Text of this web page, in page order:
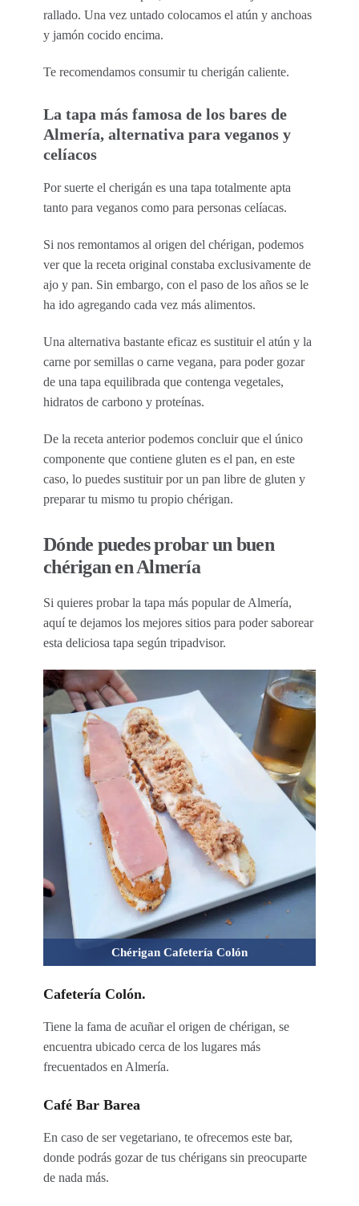
rallado. Una vez untado colocamos el atún y anchoas
y jamón cocido encima.
Te recomendamos consumir tu cherigán caliente.
La tapa más famosa de los bares de
Almería, alternativa para veganos y
celíacos
Por suerte el cherigán es una tapa totalmente apta
tanto para veganos como para personas celíacas.
Si nos remontamos al origen del chérigan, podemos
ver que la receta original constaba exclusivamente de
ajo y pan. Sin embargo, con el paso de los años se le
ha ido agregando cada vez más alimentos.
Una alternativa bastante eficaz es sustituir el atún y la
carne por semillas o carne vegana, para poder gozar
de una tapa equilibrada que contenga vegetales,
hidratos de carbono y proteínas.
De la receta anterior podemos concluir que el único
componente que contiene gluten es el pan, en este
caso, lo puedes sustituir por un pan libre de gluten y
preparar tu mismo tu propio chérigan.
Dónde puedes probar un buen
chérigan en Almería
Si quieres probar la tapa más popular de Almería,
aquí te dejamos los mejores sitios para poder saborear
esta deliciosa tapa según tripadvisor.
Chérigan Cafetería Colón
Cafetería Colón.
Tiene la fama de acuñar el origen de chérigan, se
encuentra ubicado cerca de los lugares más
frecuentados en Almería.
Café Bar Barea
En caso de ser vegetariano, te ofrecemos este bar,
donde podrás gozar de tus chérigans sin preocuparte
de nada más.